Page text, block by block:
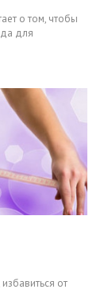
о том, чтобы
для
от